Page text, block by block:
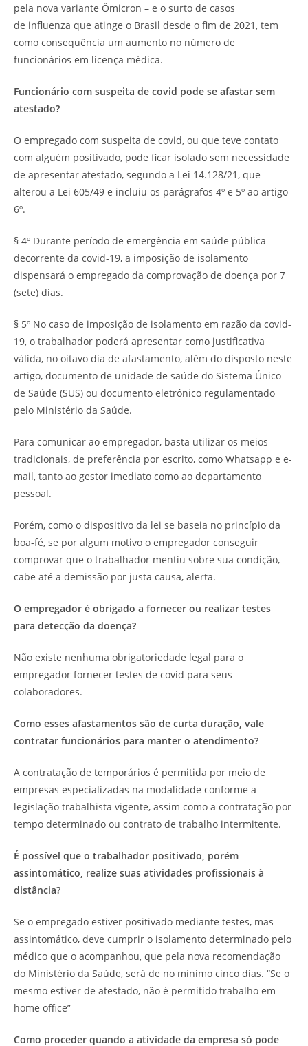
pela nova variante Ômicron – e o surto de casos
de influenza que atinge o Brasil desde o fim de 2021, tem
como consequência um aumento no número de
funcionários em licença médica.
Funcionário com suspeita de covid pode se afastar sem
atestado?
O empregado com suspeita de covid, ou que teve contato
com alguém positivado, pode ficar isolado sem necessidade
de apresentar atestado, segundo a Lei 14.128/21, que
alterou a Lei 605/49 e incluiu os parágrafos 4º e 5º ao artigo
6º.
§ 4º Durante período de emergência em saúde pública
decorrente da covid-19, a imposição de isolamento
dispensará o empregado da comprovação de doença por 7
(sete) dias.
§ 5º No caso de imposição de isolamento em razão da covid-
19, o trabalhador poderá apresentar como justificativa
válida, no oitavo dia de afastamento, além do disposto neste
artigo, documento de unidade de saúde do Sistema Único
de Saúde (SUS) ou documento eletrônico regulamentado
pelo Ministério da Saúde.
Para comunicar ao empregador, basta utilizar os meios
tradicionais, de preferência por escrito, como Whatsapp e e-
mail, tanto ao gestor imediato como ao departamento
pessoal.
Porém, como o dispositivo da lei se baseia no princípio da
boa-fé, se por algum motivo o empregador conseguir
comprovar que o trabalhador mentiu sobre sua condição,
cabe até a demissão por justa causa, alerta.
O empregador é obrigado a fornecer ou realizar testes
para detecção da doença?
Não existe nenhuma obrigatoriedade legal para o
empregador fornecer testes de covid para seus
colaboradores.
Como esses afastamentos são de curta duração, vale
contratar funcionários para manter o atendimento?
A contratação de temporários é permitida por meio de
empresas especializadas na modalidade conforme a
legislação trabalhista vigente, assim como a contratação por
tempo determinado ou contrato de trabalho intermitente.
É possível que o trabalhador positivado, porém
assintomático, realize suas atividades profissionais à
distância?
Se o empregado estiver positivado mediante testes, mas
assintomático, deve cumprir o isolamento determinado pelo
médico que o acompanhou, que pela nova recomendação
do Ministério da Saúde, será de no mínimo cinco dias. “Se o
mesmo estiver de atestado, não é permitido trabalho em
home office”
Como proceder quando a atividade da empresa só pode